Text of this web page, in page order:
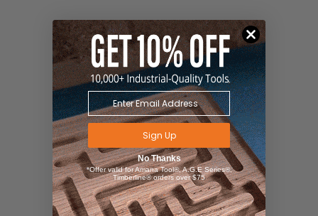
Sign Up
No Thanks
*Offer valid for Amana Tool®, A.G.E Series®,
Timberline® orders over $75